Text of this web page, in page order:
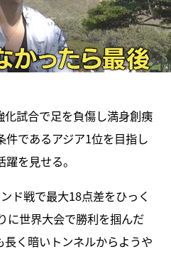
試合で足を負傷し満身創痍
件であるアジア1位を目指し
を見せる。
ド戦で最大18点差をひっく
に世界大会で勝利を掴んだ
長く暗いトンネルからようや